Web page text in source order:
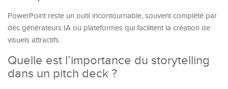
PowerPoint reste un outil incontournable, souvent complété par
des générateurs IA ou plateformes qui facilitent la création de
visuels attractifs.
Quelle est l’importance du storytelling
dans un pitch deck ?